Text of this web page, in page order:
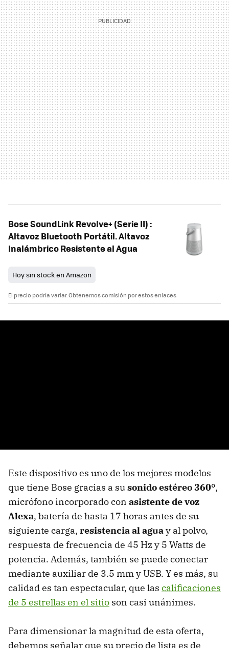
Bose SoundLink Revolve+ (Serie II) :
Altavoz Bluetooth Portátil. Altavoz
Inalámbrico Resistente al Agua
Hoy sin stock en Amazon
El precio podría variar. Obtenemos comisión por estos enlaces
Este dispositivo es uno de los mejores modelos
que tiene Bose gracias a susonido estéreo 360°,
micrófono incorporado con asistente de voz
Alexa, batería de hasta 17 horas antes de su
siguiente carga, resistencia al aguay al polvo,
respuesta de frecuencia de 45 Hz y 5 Watts de
potencia. Además, también se puede conectar
mediante auxiliar de 3.5 mm y USB. Y es más, su
calidad es tan espectacular, que las calificaciones
de 5 estrellas en el sitio son casi unánimes.
Para dimensionar la magnitud de esta oferta,
debemos señalar que su precio de lista es de